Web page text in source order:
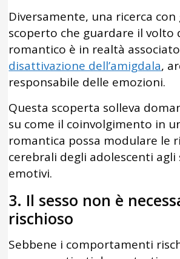
Diversamente, una ricerca
scoperto che guardare il volto
romantico è in realtà
disattivazione dell’amigdala,
responsabile delle emozioni.
Questa scoperta solleva
su come il coinvolgimento in
romantica possa modulare le
cerebrali degli adolescenti
emotivi.
3. Il sesso non è
rischioso
Sebbene i comportamenti